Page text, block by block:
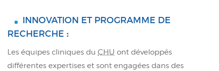
INNOVATION ET PROGRAMME DE
RECHERCHE :
Les équipes cliniques du CHU ont développés
différentes expertises et sont engagées dans des